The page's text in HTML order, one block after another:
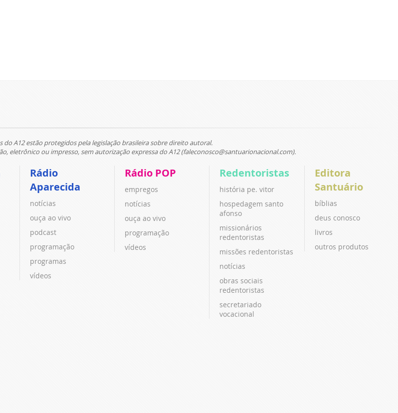
do A12 estão protegidos pela legislação brasileira sobre direito autoral.
eletrônico ou impresso, sem autorização expressa do A12 (faleconosco@santuarionacional.com).
Rádio
Aparecida
notícias
ouça ao vivo
podcast
programação
programas
vídeos
Rádio POP
empregos
notícias
ouça ao vivo
programação
vídeos
Redentoristas
história pe. vitor
hospedagem santo
afonso
missionários
redentoristas
missões redentoristas
notícias
obras sociais
redentoristas
secretariado
vocacional
Editora
Santuário
bíblias
deus conosco
livros
outros produtos